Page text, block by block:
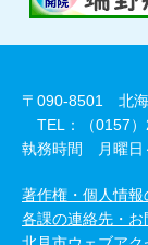
〒090-8501 北海
TEL：（0157）
執務時間 月曜日
著作権・個人情
各課の連絡先・お